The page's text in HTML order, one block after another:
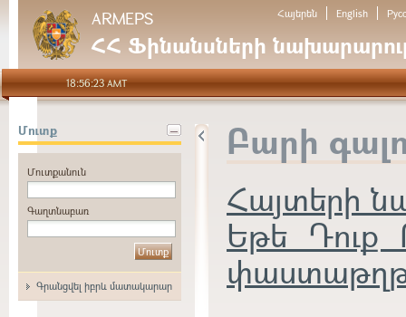
ARMEPS
ՀՀ Ֆինանսների
Հայերեն English
18:56:23 AMT
Մուտք
Մուտքանուն
Գաղտնաբառ
Գրանցվել իբրև մատակարար
Բարի
Հայտերի
Եթե Դուք